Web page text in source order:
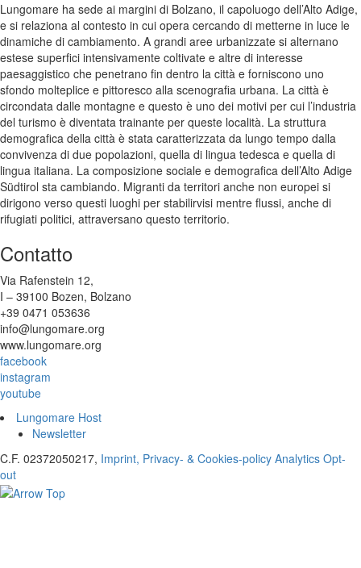
Lungomare ha sede ai margini di Bolzano, il capoluogo dell’Alto Adige,
e si relaziona al contesto in cui opera cercando di metterne in luce le
dinamiche di cambiamento. A grandi aree urbanizzate si alternano
estese superfici intensivamente coltivate e altre di interesse
paesaggistico che penetrano fin dentro la città e forniscono uno
sfondo molteplice e pittoresco alla scenografia urbana. La città è
circondata dalle montagne e questo è uno dei motivi per cui l’industria
del turismo è diventata trainante per queste località. La struttura
demografica della città è stata caratterizzata da lungo tempo dalla
convivenza di due popolazioni, quella di lingua tedesca e quella di
lingua italiana. La composizione sociale e demografica dell’Alto Adige
Südtirol sta cambiando. Migranti da territori anche non europei si
dirigono verso questi luoghi per stabilirvisi mentre flussi, anche di
rifugiati politici, attraversano questo territorio.
Contatto
Via Rafenstein 12,
I – 39100 Bozen, Bolzano
+39 0471 053636
info@lungomare.org
www.lungomare.org
facebook
instagram
youtube
Lungomare Host
Newsletter
C.F. 02372050217, Imprint, Privacy- & Cookies-policy Analytics Opt-
out